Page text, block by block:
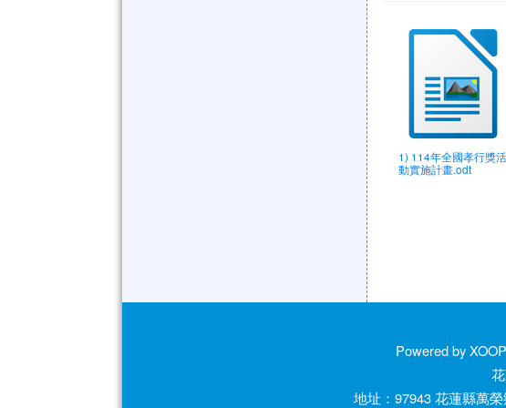
1) 114年全國孝行獎活
動實施計畫.odt
Powered by
地址：97943 花蓮縣萬